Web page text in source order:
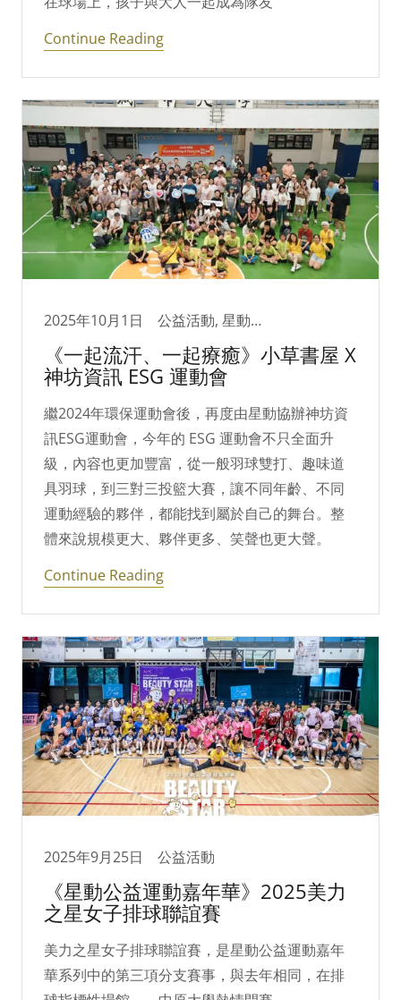
Continue Reading
2025年10月1日 公益活動, 星動夢想家
《一起流汗、一起療癒》小草書屋 X
神坊資訊 ESG 運動會
繼2024年環保運動會後，再度由星動協辦神坊資
訊ESG運動會，今年的 ESG 運動會不只全面升
級，內容也更加豐富，從一般羽球雙打、趣味道
具羽球，到三對三投籃大賽，讓不同年齡、不同
運動經驗的夥伴，都能找到屬於自己的舞台。整
體來說規模更大、夥伴更多、笑聲也更大聲。
Continue Reading
2025年9月25日 公益活動
《星動公益運動嘉年華》2025美力
之星女子排球聯誼賽
美力之星女子排球聯誼賽，是星動公益運動嘉年
華系列中的第三項分支賽事，與去年相同，在排